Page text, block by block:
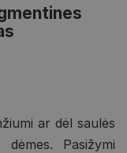
ar dėl saulės
dėmes. Pasižymi